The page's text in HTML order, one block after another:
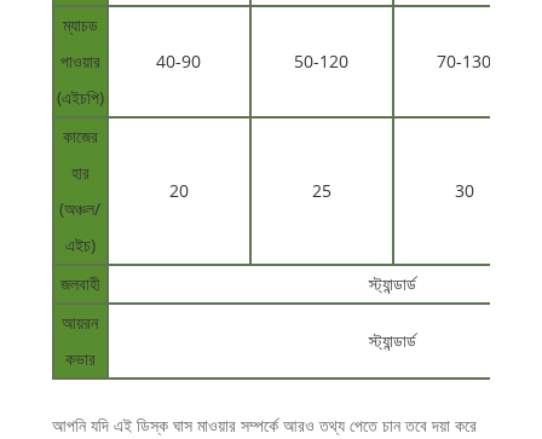
ম্যাচড
পাওয়ার
(এইচপি)
40-90 50-120 70-130
কাজের
হার
(অঞ্চল/
এইচ)
20 25 30
জলবাহী
স্ট্যান্ডার্ড
আয়রন
কভার
স্ট্যান্ডার্ড
আপনি যদি এই ডিস্ক ঘাস মাওয়ার সম্পর্কে আরও তথ্য পেতে চান তবে দয়া করে